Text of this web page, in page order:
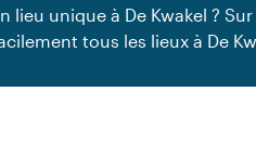
unique à De Kwakel ? Sur
tous les lieux à De